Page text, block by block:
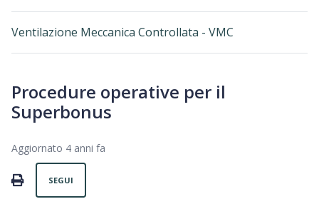
Ventilazione Meccanica Controllata - VMC
Procedure operative per il
Superbonus
Aggiornato 4 anni fa
PRINT
SEGUI